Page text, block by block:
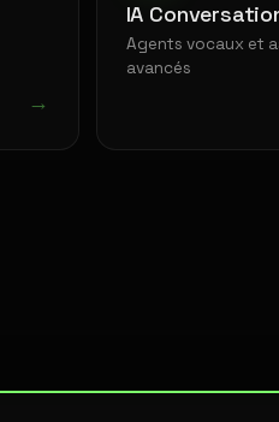
→
IA
Agents vocaux et
avancés